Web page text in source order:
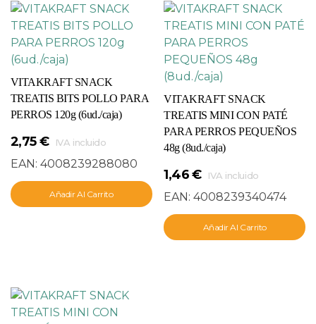
VITAKRAFT SNACK
TREATIS BITS POLLO PARA
PERROS 120g (6ud./caja)
2,75€ IVA incluido
EAN: 4008239288080
Añadir Al Carrito
VITAKRAFT SNACK
TREATIS MINI CON PATÉ
PARA PERROS PEQUEÑOS
48g (8ud./caja)
1,46€ IVA incluido
EAN:4008239340474
Añadir Al Carrito